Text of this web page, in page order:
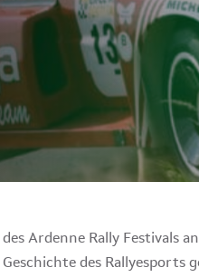
Ardenne Rally Festivals
Geschichte des